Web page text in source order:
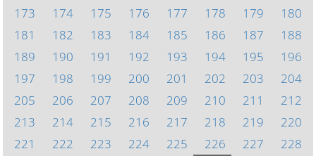
173
174 175 176 177 178 179
180
181
182 183 184 185 186 187
188
189
190 191 192 193 194 195
196
197
198 199 200 201 202 203
204
205
206 207 208 209 210 211
212
213
214 215 216 217 218 219
220
221
222 223 224 225 226 227
228